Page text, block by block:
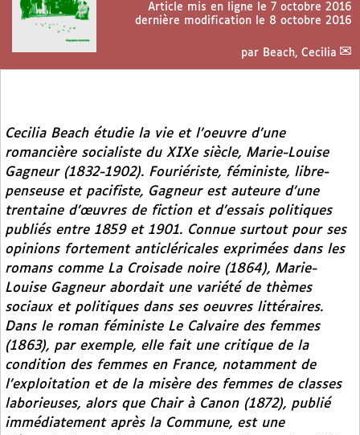
Article mis en ligne le 7 octobre 2016
dernière modification le 8 octobre 2016
par Beach, Cecilia
Cecilia Beach étudie la vie et l’oeuvre d’une
romancière socialiste du XIXe siècle, Marie-Louise
Gagneur (1832-1902). Fouriériste, féministe, libre-
penseuse et pacifiste, Gagneur est auteure d’une
trentaine d’œuvres de fiction et d’essais politiques
publiés entre 1859 et 1901. Connue surtout pour ses
opinions fortement anticléricales exprimées dans les
romans comme La Croisade noire(1864), Marie-
Louise Gagneur abordait une variété de thèmes
sociaux et politiques dans ses oeuvres littéraires.
Dans le roman féministe Le Calvaire des femmes
(1863), par exemple, elle fait une critique de la
condition des femmes en France, notamment de
l’exploitation et de la misère des femmes de classes
laborieuses, alors que Chair à Canon(1872), publié
immédiatement après la Commune, est une